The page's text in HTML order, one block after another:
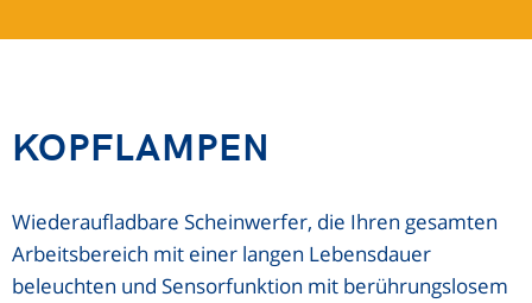
KOPFLAMPEN
Wiederaufladbare Scheinwerfer, die Ihren gesamten
Arbeitsbereich mit einer langen Lebensdauer
beleuchten und Sensorfunktion mit berührungslosem